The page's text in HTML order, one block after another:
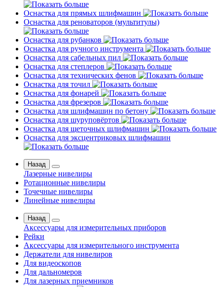
Оснастка для прямых шлифмашин
Оснастка для реноваторов (мультитулы)
Оснастка для рубанков
Оснастка для ручного инструмента
Оснастка для сабельных пил
Оснастка для степлеров
Оснастка для технических фенов
Оснастка для точил
Оснастка для фонарей
Оснастка для фрезеров
Оснастка для шлифмашин по бетону
Оснастка для шуруповёртов
Оснастка для щеточных шлифмашин
Оснастка для эксцентриковых шлифмашин
Назад
Лазерные нивелиры
Ротационные нивелиры
Точечные нивелиры
Линейные нивелиры
Назад
Аксессуары для измерительных приборов
Рейки
Аксессуары для измерительного инструмента
Держатели для нивелиров
Для видеоскопов
Для дальномеров
Для лазерных приемников